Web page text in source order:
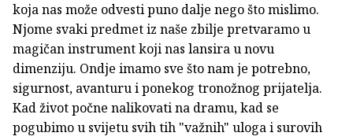
koja nas može odvesti puno dalje nego što mislimo.
Njome svaki predmet iz naše zbilje pretvaramo u
magičan instrument koji nas lansira u novu
dimenziju. Ondje imamo sve što nam je potrebno,
sigurnost, avanturu i ponekog tronožnog prijatelja.
Kad život počne nalikovati na dramu, kad se
pogubimo u svijetu svih tih "važnih" uloga i surovih